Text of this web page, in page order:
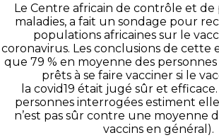
Le Centre africain de contrôle et
maladies, a fait un sondage pour
populations africaines sur le
coronavirus. Les conclusions de
que 79 % en moyenne des
prêts à se faire vacciner si le
la covid19 était jugé sûr et
personnes interrogées estiment
n’est pas sûr contre une moyenne
vaccins en général).